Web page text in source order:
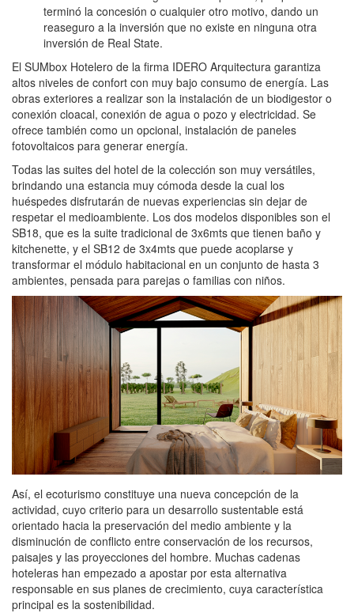
terminó la concesión o cualquier otro motivo, dando un
reaseguro a la inversión que no existe en ninguna otra
inversión de Real State.
El SUMbox Hotelero de la firma IDERO Arquitectura garantiza
altos niveles de confort con muy bajo consumo de energía. Las
obras exteriores a realizar son la instalación de un biodigestor o
conexión cloacal, conexión de agua o pozo y electricidad. Se
ofrece también como un opcional, instalación de paneles
fotovoltaicos para generar energía.
Todas las suites del hotel de la colección son muy versátiles,
brindando una estancia muy cómoda desde la cual los
huéspedes disfrutarán de nuevas experiencias sin dejar de
respetar el medioambiente. Los dos modelos disponibles son el
SB18, que es la suite tradicional de 3x6mts que tienen baño y
kitchenette, y el SB12 de 3x4mts que puede acoplarse y
transformar el módulo habitacional en un conjunto de hasta 3
ambientes, pensada para parejas o familias con niños.
Así, el ecoturismo constituye una nueva concepción de la
actividad, cuyo criterio para un desarrollo sustentable está
orientado hacia la preservación del medio ambiente y la
disminución de conflicto entre conservación de los recursos,
paisajes y las proyecciones del hombre. Muchas cadenas
hoteleras han empezado a apostar por esta alternativa
responsable en sus planes de crecimiento, cuya característica
principal es la sostenibilidad.